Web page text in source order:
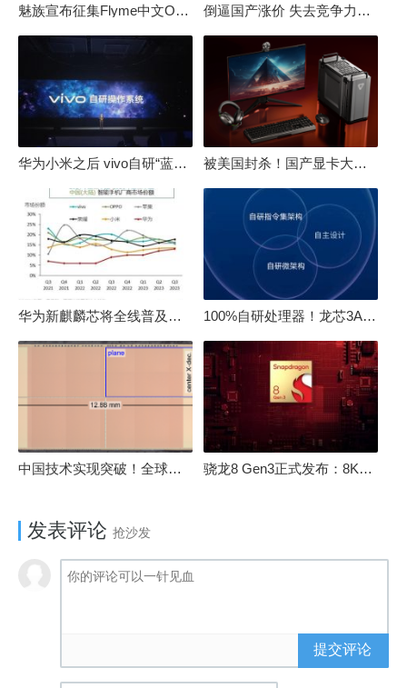
魅族宣布征集Flyme中文OS名：要像鸿蒙、澎湃一样响亮 倒逼国产涨价 失去竞争力！三星要减产50%：SSD必须涨价
华为小米之后 vivo自研“蓝河”操作系统重磅发布 被美国封杀！国产显卡大厂：中国GPU不存在至暗时刻
华为新麒麟芯将全线普及！高中低端全面采用 改写竞争格局 100%自研处理器！龙芯3A6000评测：与10代酷睿互有胜负
中国技术实现突破！全球最先进的3D NAND存储芯片被发现 骁龙8 Gen3正式发布：8K240手游成真！AI性能飙升98％
发表评论 抢沙发
提交评论